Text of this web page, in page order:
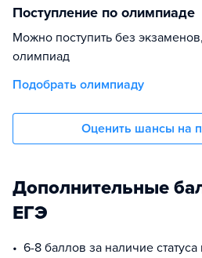
Поступление по олимпиаде
Можно поступить без
олимпиад
Подобрать олимпиаду
Оценить шансы на
Дополнительные
ЕГЭ
6-8 баллов за наличие